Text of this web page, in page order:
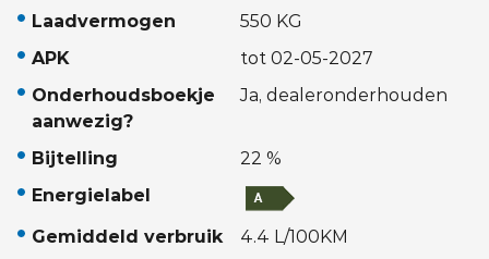
Laadvermogen
550 KG
APK
tot 02-05-2027
Onderhoudsboekje
aanwezig?
Ja, dealeronderhouden
Bijtelling
22 %
Energielabel
Gemiddeld verbruik
4.4 L/100KM